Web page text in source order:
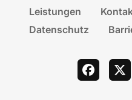
Leistungen
Datenschutz
facebook